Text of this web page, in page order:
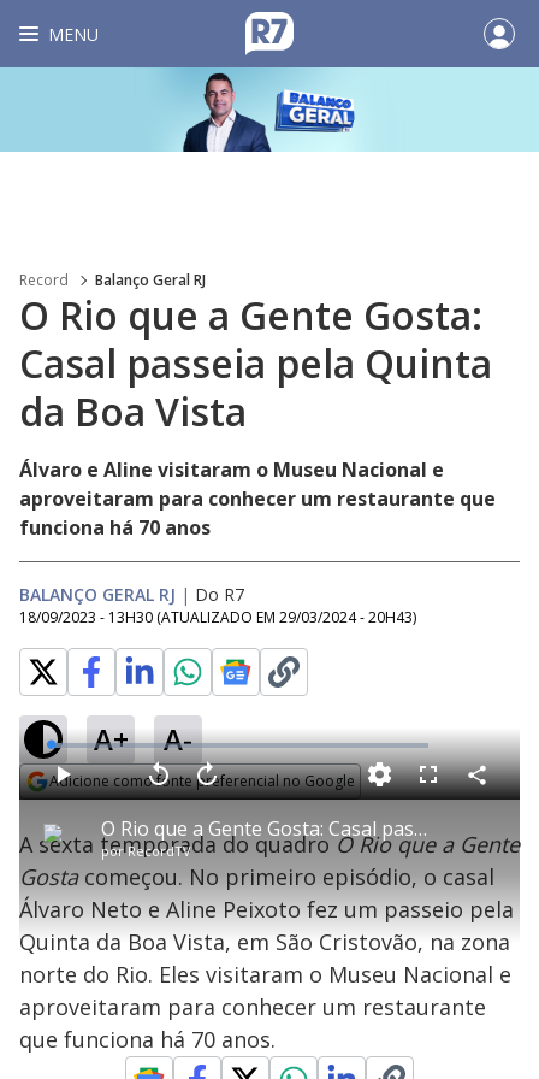
MENU
Record Balanço Geral RJ
O Rio que a Gente Gosta:
Casal passeia pela Quinta
da Boa Vista
Álvaro e Aline visitaram o Museu Nacional e
aproveitaram para conhecer um restaurante que
funciona há 70 anos
BALANÇO GERAL RJ | Do R7
18/09/2023 - 13H30 (ATUALIZADO EM 29/03/2024 - 20H43)
A+ A-
Adicione como fonte preferencial no Google
P
l
a
y
O Rio que a Gente Gosta: Casal passeia pela Quinta da Boa Vista
porRecordTV
P V
t
a
r
0
n
d
o
s
A
n
ç
a
r
1
s
e
u
n
o
L
o
a
d
e
:
2
.
8
8
%
F
s
c
e
n
C
o
a
r
i
l
a
A sexta temporada do quadroO Rio que a Gente
Gosta começou. No primeiro episódio, o casal
Álvaro Neto e Aline Peixoto fez um passeio pela
Quinta da Boa Vista, em São Cristovão, na zona
norte do Rio. Eles visitaram o Museu Nacional e
aproveitaram para conhecer um restaurante
que funciona há 70 anos.